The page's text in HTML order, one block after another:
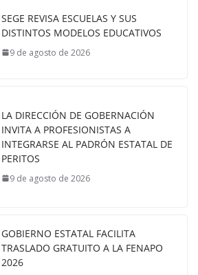
SEGE REVISA ESCUELAS Y SUS
DISTINTOS MODELOS EDUCATIVOS
9 de agosto de 2026
LA DIRECCIÓN DE GOBERNACIÓN
INVITA A PROFESIONISTAS A
INTEGRARSE AL PADRÓN ESTATAL DE
PERITOS
9 de agosto de 2026
GOBIERNO ESTATAL FACILITA
TRASLADO GRATUITO A LA FENAPO
2026